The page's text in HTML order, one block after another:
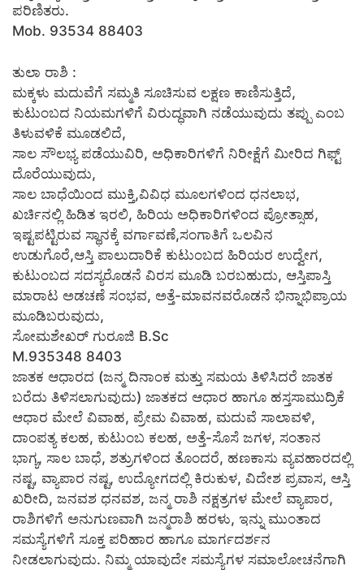
ಪರಿಣಿತರು.
Mob. 93534 88403
ತುಲಾ ರಾಶಿ :
ಮಕ್ಕಳು ಮದುವೆಗೆ ಸಮ್ಮತಿ ಸೂಚಿಸುವ ಲಕ್ಷಣ ಕಾಣಿಸುತ್ತಿದೆ,
ಕುಟುಂಬದ ನಿಯಮಗಳಿಗೆ ವಿರುದ್ಧವಾಗಿ ನಡೆಯುವುದು ತಪ್ಪು ಎಂಬ
ತಿಳುವಳಿಕೆ ಮೂಡಲಿದೆ,
ಸಾಲ ಸೌಲಭ್ಯ ಪಡೆಯುವಿರಿ, ಅಧಿಕಾರಿಗಳಿಗೆ ನಿರೀಕ್ಷೆಗೆ ಮೀರಿದ ಗಿಫ್ಟ್
ದೊರೆಯುವುದು,
ಸಾಲ ಬಾಧೆಯಿಂದ ಮುಕ್ತಿ,ವಿವಿಧ ಮೂಲಗಳಿಂದ ಧನಲಾಭ,
ಖರ್ಚಿನಲ್ಲಿ ಹಿಡಿತ ಇರಲಿ, ಹಿರಿಯ ಅಧಿಕಾರಿಗಳಿಂದ ಪ್ರೋತ್ಸಾಹ,
ಇಷ್ಟಪಟ್ಟಿರುವ ಸ್ಥಾನಕ್ಕೆ ವರ್ಗಾವಣೆ,ಸಂಗಾತಿಗೆ ಒಲವಿನ
ಉಡುಗೊರೆ,ಆಸ್ತಿ ಪಾಲುದಾರಿಕೆ ಕುಟುಂಬದ ಹಿರಿಯರ ಉದ್ವೇಗ,
ಕುಟುಂಬದ ಸದಸ್ಯರೊಡನೆ ವಿರಸ ಮೂಡಿ ಬರಬಹುದು, ಆಸ್ತಿಪಾಸ್ತಿ
ಮಾರಾಟ ಅಡಚಣೆ ಸಂಭವ, ಅತ್ತೆ-ಮಾವನವರೊಡನೆ ಭಿನ್ನಾಭಿಪ್ರಾಯ
ಮೂಡಿಬರುವುದು,
ಸೋಮಶೇಖರ್ ಗುರೂಜಿ B.Sc
M.935348 8403
ಜಾತಕ ಆಧಾರದ (ಜನ್ಮ ದಿನಾಂಕ ಮತ್ತು ಸಮಯ ತಿಳಿಸಿದರೆ ಜಾತಕ
ಬರೆದು ತಿಳಿಸಲಾಗುವುದು) ಜಾತಕದ ಆಧಾರ ಹಾಗೂ ಹಸ್ತಸಾಮುದ್ರಿಕೆ
ಆಧಾರ ಮೇಲೆ ವಿವಾಹ, ಪ್ರೇಮ ವಿವಾಹ, ಮದುವೆ ಸಾಲಾವಳಿ,
ದಾಂಪತ್ಯ ಕಲಹ, ಕುಟುಂಬ ಕಲಹ, ಅತ್ತೆ-ಸೊಸೆ ಜಗಳ, ಸಂತಾನ
ಭಾಗ್ಯ, ಸಾಲ ಬಾಧೆ, ಶತ್ರುಗಳಿಂದ ತೊಂದರೆ, ಹಣಕಾಸು ವ್ಯವಹಾರದಲ್ಲಿ
ನಷ್ಟ, ವ್ಯಾಪಾರ ನಷ್ಟ, ಉದ್ಯೋಗದಲ್ಲಿ ಕಿರುಕುಳ, ವಿದೇಶ ಪ್ರವಾಸ, ಆಸ್ತಿ
ಖರೀದಿ, ಜನವಶ ಧನವಶ, ಜನ್ಮ ರಾಶಿ ನಕ್ಷತ್ರಗಳ ಮೇಲೆ ವ್ಯಾಪಾರ,
ರಾಶಿಗಳಿಗೆ ಅನುಗುಣವಾಗಿ ಜನ್ಮರಾಶಿ ಹರಳು, ಇನ್ನು ಮುಂತಾದ
ಸಮಸ್ಯೆಗಳಿಗೆ ಸೂಕ್ತ ಪರಿಹಾರ ಹಾಗೂ ಮಾರ್ಗದರ್ಶನ
ನೀಡಲಾಗುವುದು. ನಿಮ್ಮ ಯಾವುದೇ ಸಮಸ್ಯೆಗಳ ಸಮಾಲೋಚನೆಗಾಗಿ